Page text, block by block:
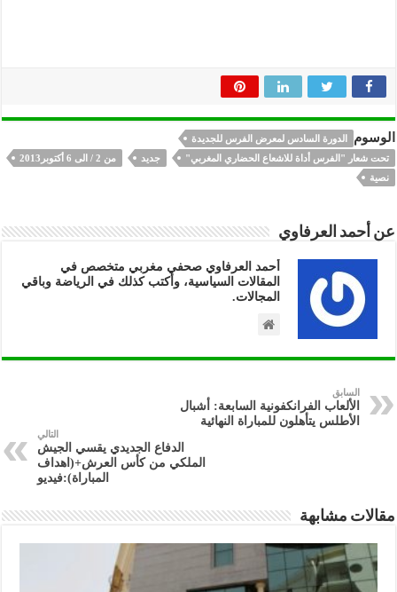
الوسوم
الدورة السادس لمعرض الفرس للجديدة
تحت شعار "الفرس أداة للاشعاع الحضاري المغربي"
جديد
من 2 / الى 6 أكتوبر2013
نصية
عن أحمد العرفاوي
أحمد العرفاوي صحفي مغربي متخصص في
المقالات السياسية، وأكتب كذلك في الرياضة وباقي
المجالات.
السابق
الألعاب الفرانكفونية السابعة: أشبال
الأطلس يتأهلون للمباراة النهائية
التالي
الدفاع الجديدي يقسي الجيش
الملكي من كأس العرش+(اهداف
المباراة):فيديو
مقالات مشابهة